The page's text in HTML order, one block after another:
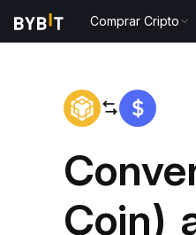
Comprar Cripto
Coin)